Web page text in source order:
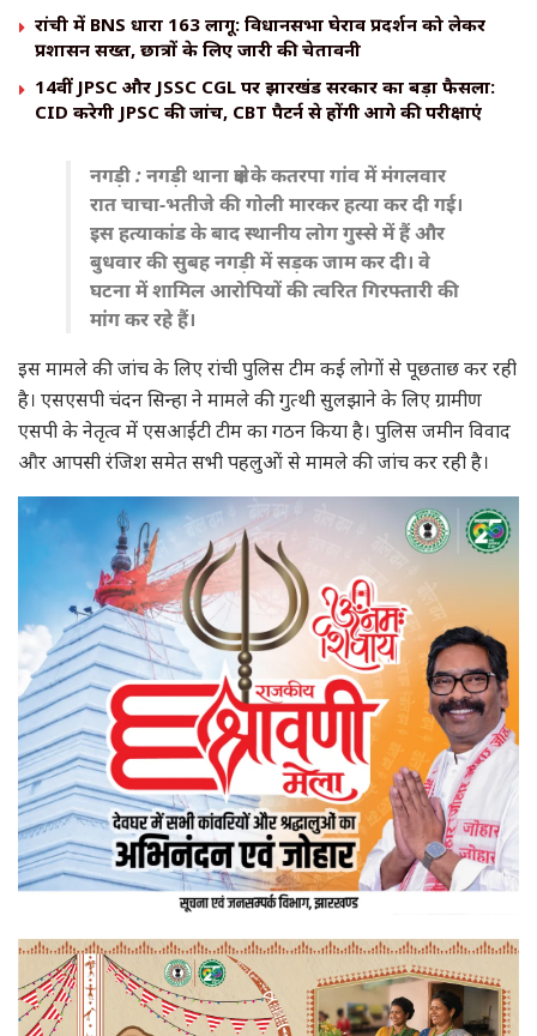
रांची में BNS धारा 163 लागू: विधानसभा घेराव प्रदर्शन को लेकर
प्रशासन सख्त, छात्रों के लिए जारी की चेतावनी
14वीं JPSC और JSSC CGL पर झारखंड सरकार का बड़ा फैसला:
CID करेगी JPSC की जांच, CBT पैटर्न से होंगी आगे की परीक्षाएं
नगड़ी : नगड़ी थाना क्षेत्र के कतरपा गांव में मंगलवार
रात चाचा-भतीजे की गोली मारकर हत्या कर दी गई।
इस हत्याकांड के बाद स्थानीय लोग गुस्से में हैं और
बुधवार की सुबह नगड़ी में सड़क जाम कर दी। वे
घटना में शामिल आरोपियों की त्वरित गिरफ्तारी की
मांग कर रहे हैं।
इस मामले की जांच के लिए रांची पुलिस टीम कई लोगों से पूछताछ कर रही
है। एसएसपी चंदन सिन्हा ने मामले की गुत्थी सुलझाने के लिए ग्रामीण
एसपी के नेतृत्व में एसआईटी टीम का गठन किया है। पुलिस जमीन विवाद
और आपसी रंजिश समेत सभी पहलुओं से मामले की जांच कर रही है।